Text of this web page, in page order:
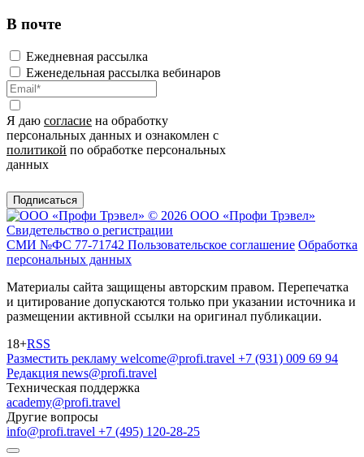
В почте
Ежедневная рассылка
Еженедельная рассылка вебинаров
Я даю согласие на обработку
персональных данных и ознакомлен с
политикой по обработке персональных
данных
Подписаться
© 2026 ООО «Профи Трэвeл»
Свидетельство о регистрации
СМИ №ФС 77-71742 Пользовательское соглашение Обработка
персональных данных
Материалы сайта защищены авторским правом. Перепечатка
и цитирование допускаются только при указании источника и
размещении активной ссылки на оригинал публикации.
18+RSS
Разместить рекламу welcome@profi.travel +7 (931) 009 69 94
Редакция news@profi.travel
Техническая поддержка
academy@profi.travel
Другие вопросы
info@profi.travel +7 (495) 120-28-25